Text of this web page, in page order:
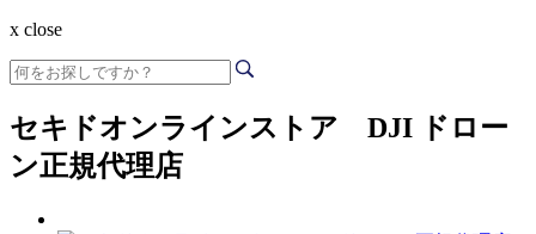
x close
セキドオンラインストア DJI ドロー
ン正規代理店